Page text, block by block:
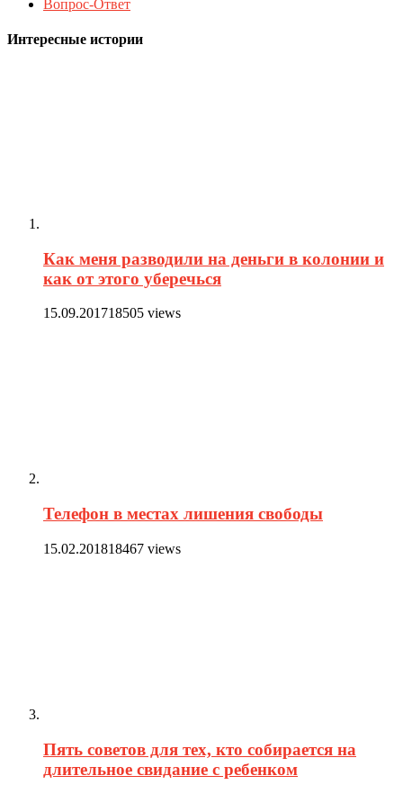
Вопрос-Ответ
Интересные истории
Как меня разводили на деньги в колонии и
как от этого уберечься
15.09.201718505 views
Телефон в местах лишения свободы
15.02.201818467 views
Пять советов для тех, кто собирается на
длительное свидание с ребенком